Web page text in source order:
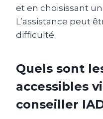
et en choisissant
L’assistance peut
difficulté.
Quels sont
accessibles
conseiller